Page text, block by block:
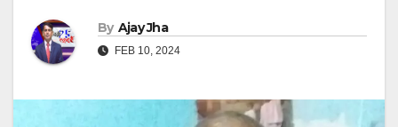
By Ajay Jha
FEB 10, 2024